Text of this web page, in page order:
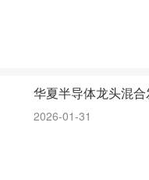
华夏半导体龙头混
2026-01-31